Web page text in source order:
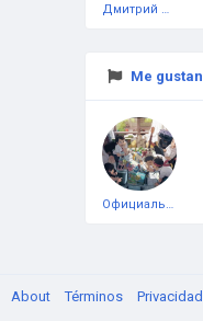
Дмитрий Чеботарёв
Me gustan
Официальная тестовая страница
About Términos Privacidad